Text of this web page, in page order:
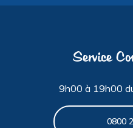
Service
9h00 à 19h00
0800